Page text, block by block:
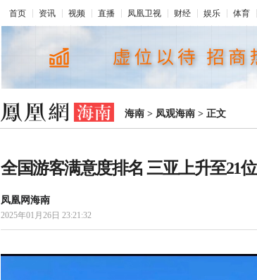
首页 资讯 视频 直播 凤凰卫视 财经 娱乐 体育
海南 > 凤观海南 > 正文
全国游客满意度排名 三亚上升至21位
凤凰网海南
2025年01月26日 23:21:32